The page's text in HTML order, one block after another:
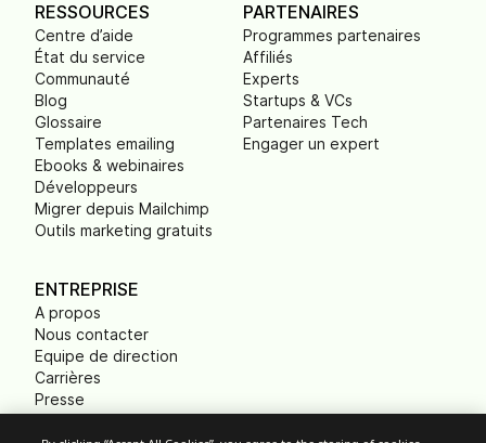
RESSOURCES
Centre d’aide
État du service
Communauté
Blog
Glossaire
Templates emailing
Ebooks & webinaires
Développeurs
Migrer depuis Mailchimp
Outils marketing gratuits
PARTENAIRES
Programmes partenaires
Affiliés
Experts
Startups & VCs
Partenaires Tech
Engager un expert
ENTREPRISE
A propos
Nous contacter
Equipe de direction
Carrières
Presse